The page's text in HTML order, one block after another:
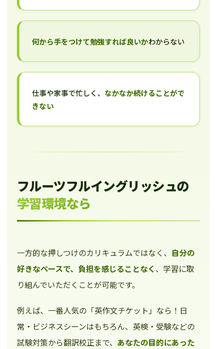
何から手をつけて勉強すれば良いかわからない
仕事や家事で忙しく、 なかなか続けることがで
きない
フルーツフルイングリッシュの
学習環境なら
一方的な押しつけのカリキュラムではなく、 自分の
好きなペースで、負担を感じることなく 、学習に取
り組んでいただくことが可能です。
例えば、一番人気の「英作文チケット」なら！日
常・ビジネスシーンはもちろん、英検・受験などの
試験対策から翻訳校正まで、 あなたの目的にあった